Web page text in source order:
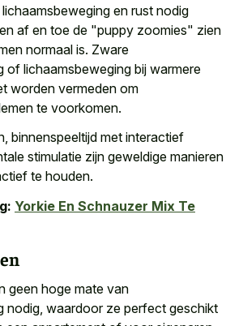
en rust nodig
af en toe de "puppy zoomies" zien
normaal is. Zware
of lichaamsbeweging bij warmere
worden vermeden om
te voorkomen.
binnenspeeltijd met interactief
stimulatie zijn geweldige manieren
te houden.
Yorkie En Schnauzer Mix Te
geen hoge mate van
nodig, waardoor ze perfect geschikt